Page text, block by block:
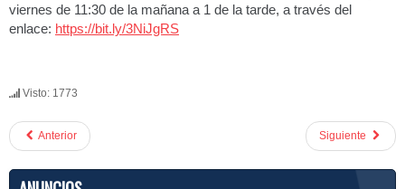
viernes de 11:30 de la mañana a 1 de la tarde, a través del
enlace: https://bit.ly/3NiJgRS
Visto: 1773
Anterior Siguiente